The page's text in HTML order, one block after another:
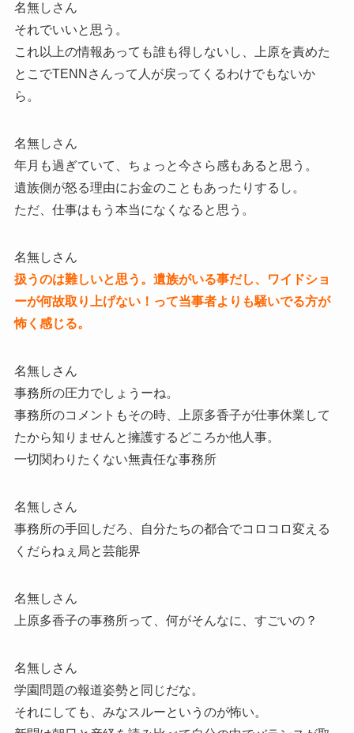
名無しさん
それでいいと思う。
これ以上の情報あっても誰も得しないし、上原を責めた
とこでTENNさんって人が戻ってくるわけでもないか
ら。
名無しさん
年月も過ぎていて、ちょっと今さら感もあると思う。
遺族側が怒る理由にお金のこともあったりするし。
ただ、仕事はもう本当になくなると思う。
名無しさん
扱うのは難しいと思う。遺族がいる事だし、ワイドショ
ーが何故取り上げない！って当事者よりも騒いでる方が
怖く感じる。
名無しさん
事務所の圧力でしょうーね。
事務所のコメントもその時、上原多香子が仕事休業して
たから知りませんと擁護するどころか他人事。
一切関わりたくない無責任な事務所
名無しさん
事務所の手回しだろ、自分たちの都合でコロコロ変える
くだらねぇ局と芸能界
名無しさん
上原多香子の事務所って、何がそんなに、すごいの？
名無しさん
学園問題の報道姿勢と同じだな。
それにしても、みなスルーというのが怖い。